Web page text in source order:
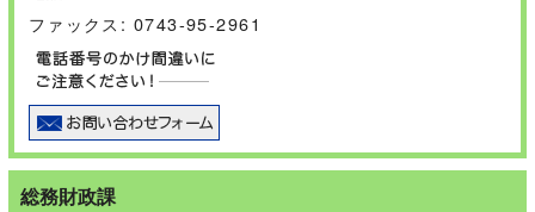
ファックス: 0743-95-2961
総務財政課